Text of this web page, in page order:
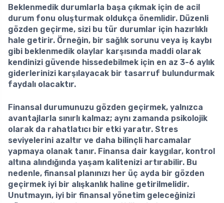
Beklenmedik durumlarla başa çıkmak için de acil
durum fonu oluşturmak oldukça önemlidir. Düzenli
gözden geçirme, sizi bu tür durumlar için hazırlıklı
hale getirir. Örneğin, bir sağlık sorunu veya iş kaybı
gibi beklenmedik olaylar karşısında maddi olarak
kendinizi güvende hissedebilmek için en az 3-6 aylık
giderlerinizi karşılayacak bir tasarruf bulundurmak
faydalı olacaktır.
Finansal durumunuzu gözden geçirmek, yalnızca
avantajlarla sınırlı kalmaz; aynı zamanda psikolojik
olarak da rahatlatıcı bir etki yaratır. Stres
seviyelerini azaltır ve daha bilinçli harcamalar
yapmaya olanak tanır. Finansa dair kaygılar, kontrol
altına alındığında yaşam kalitenizi artırabilir. Bu
nedenle, finansal planınızı her üç ayda bir gözden
geçirmek iyi bir alışkanlık haline getirilmelidir.
Unutmayın, iyi bir finansal yönetim geleceğinizi